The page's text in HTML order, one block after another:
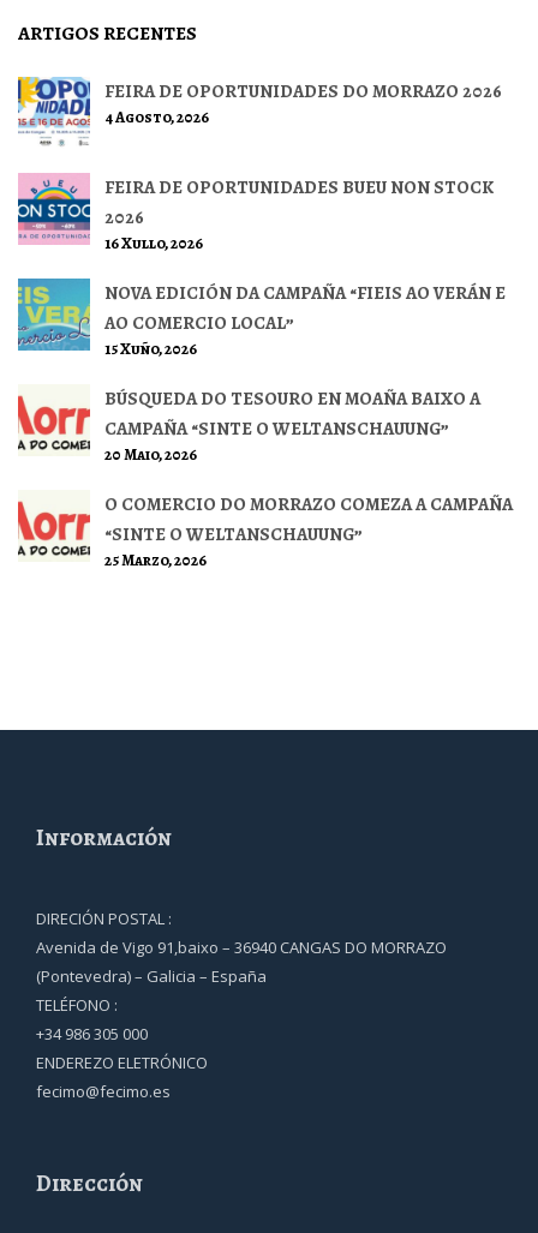
ARTIGOS RECENTES
FEIRA DE OPORTUNIDADES DO MORRAZO 2026
4 Agosto, 2026
FEIRA DE OPORTUNIDADES BUEU NON STOCK
2026
16 Xullo, 2026
NOVA EDICIÓN DA CAMPAÑA “FIEIS AO VERÁN E
AO COMERCIO LOCAL”
15 Xuño, 2026
BÚSQUEDA DO TESOURO EN MOAÑA BAIXO A
CAMPAÑA “SINTE O WELTANSCHAUUNG”
20 Maio, 2026
O COMERCIO DO MORRAZO COMEZA A CAMPAÑA
“SINTE O WELTANSCHAUUNG”
25 Marzo, 2026
Información
DIRECIÓN POSTAL :
Avenida de Vigo 91,baixo – 36940 CANGAS DO MORRAZO
(Pontevedra) – Galicia – España
TELÉFONO :
+34 986 305 000
ENDEREZO ELETRÓNICO
fecimo@fecimo.es
Dirección